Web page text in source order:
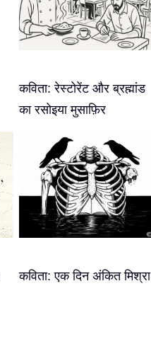
कविता: रेस्टोरेंट और ब्रह्मांड
का रसोइया मुसाफ़िर
कविता: एक दिन अंकित मिश्रा